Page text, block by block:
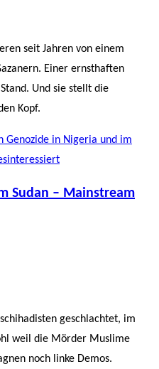
seit Jahren von einem
Einer ernsthaften
Und sie stellt die
Kopf.
Sudan – Mainstream
geschlachtet, im
weil die Mörder Muslime
noch linke Demos.